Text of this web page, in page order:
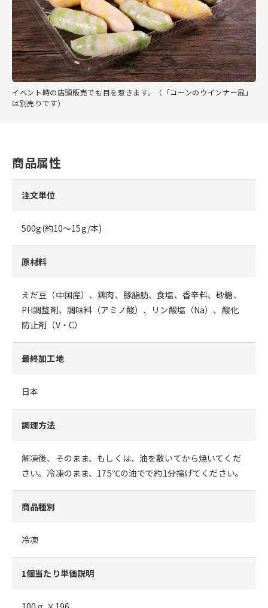
イベント時の店頭販売でも目を惹きます。（「コーンのウインナー風」
は別売りです）
商品属性
注文単位
500g(約10～15g/本)
原材料
えだ豆（中国産）、鶏肉、豚脂肪、食塩、香辛料、砂糖、
PH調整剤、調味料（アミノ酸）、リン酸塩（Na）、酸化
防止剤（V・C）
最終加工地
日本
調理方法
解凍後、そのまま、もしくは、油を敷いてから焼いてくだ
さい。冷凍のまま、175℃の油でで約1分揚げてください。
商品種別
冷凍
1個当たり単価説明